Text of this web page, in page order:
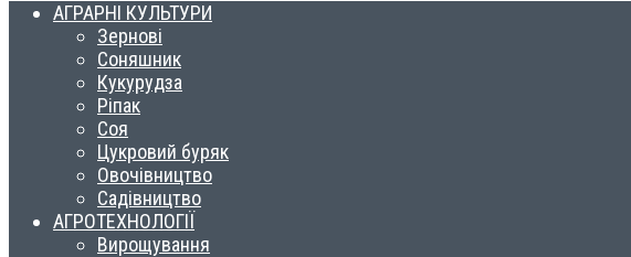
АГРАРНІ КУЛЬТУРИ
Зернові
Соняшник
Кукурудза
Ріпак
Соя
Цукровий буряк
Овочівництво
Садівництво
АГРОТЕХНОЛОГІЇ
Вирощування